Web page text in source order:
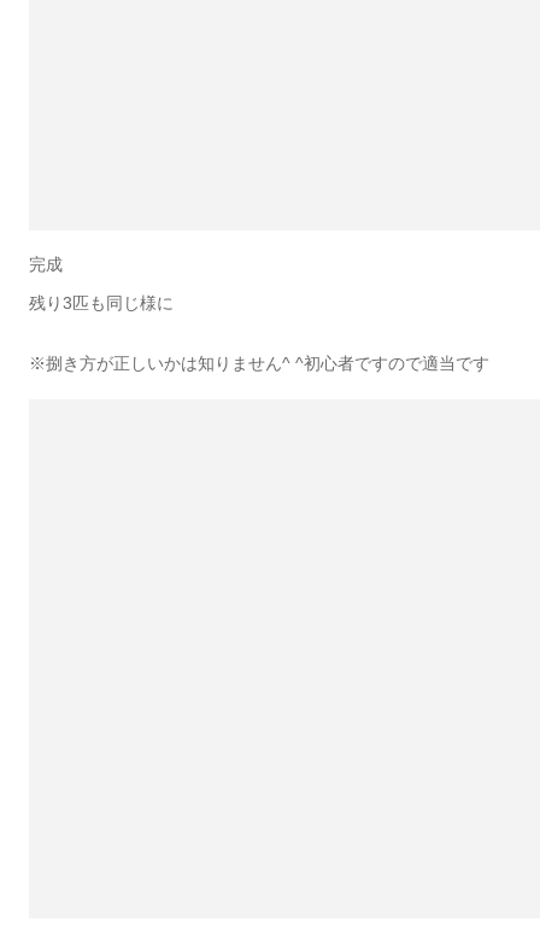
完成
残り3匹も同じ様に
※捌き方が正しいかは知りません^ ^初心者ですので適当です